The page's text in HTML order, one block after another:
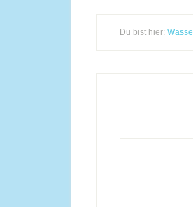
Du bist hier: